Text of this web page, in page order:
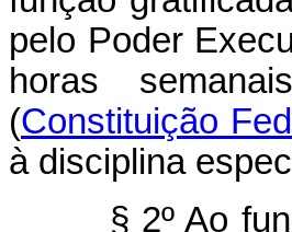
pelo Poder
horas
(Constituição
à disciplina
§ 2º Ao